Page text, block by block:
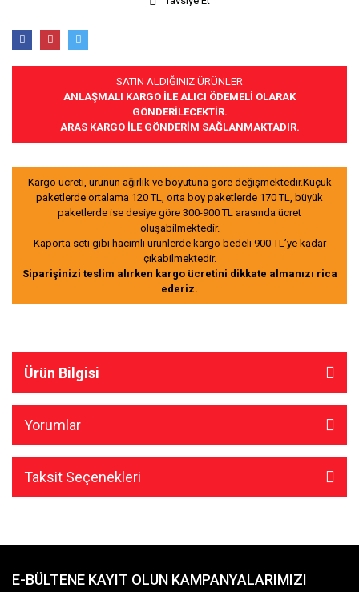
SATIN ALDIĞINIZ ÜRÜNLER
ANLAŞMALI KARGO İLE ALICI ÖDEMELİ OLARAK
GÖNDERİLECEKTİR.
ARAS KARGO İLE GÖNDERİM SAĞLANMAKTADIR.
Kargo ücreti, ürünün ağırlık ve boyutuna göre değişmektedir.Küçük
paketlerde ortalama 120 TL, orta boy paketlerde 170 TL, büyük
paketlerde ise desiye göre 300-900 TL arasında ücret
oluşabilmektedir.
Kaporta seti gibi hacimli ürünlerde kargo bedeli 900 TL’ye kadar
çıkabilmektedir.
Siparişinizi teslim alırken kargo ücretini dikkate almanızı rica
ederiz.
Ürün Bilgisi
Yorumlar
Taksit Seçenekleri
E-BÜLTENE KAYIT OLUN KAMPANYALARIMIZI